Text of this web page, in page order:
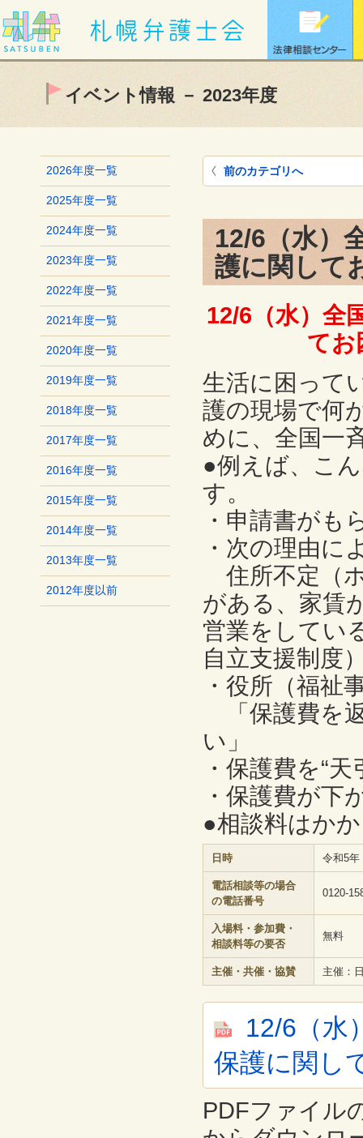
イベント情報 － 2023年度
2026年度一覧
2025年度一覧
2024年度一覧
2023年度一覧
2022年度一覧
2021年度一覧
2020年度一覧
2019年度一覧
2018年度一覧
2017年度一覧
2016年度一覧
2015年度一覧
2014年度一覧
2013年度一覧
2012年度以前
前のカテゴリへ
12/6（水）
護に関して
12/6（水）全
てお
生活に困って
護の現場で何
めに、全国一
●例えば、こ
す。
・申請書がも
・次の理由に
住所不定（
がある、家賃
営業をしてい
自立支援制度
・役所（福祉
「保護費を
い」
・保護費を“
・保護費が下
●相談料はか
日時 令和5
電話相談等の場合
の電話番号
0120-
入場料・参加費・
相談料等の要否
無料
主催・共催・協賛 主催：
12/6（水
保護に関し
PDFファイル